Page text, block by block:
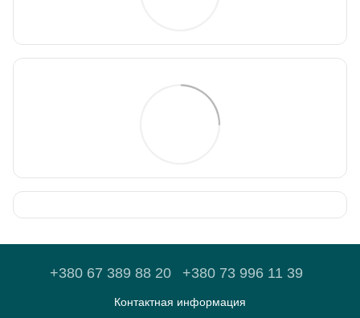
+380 67 389 88 20 +380 73 996 11 39
Контактная информация